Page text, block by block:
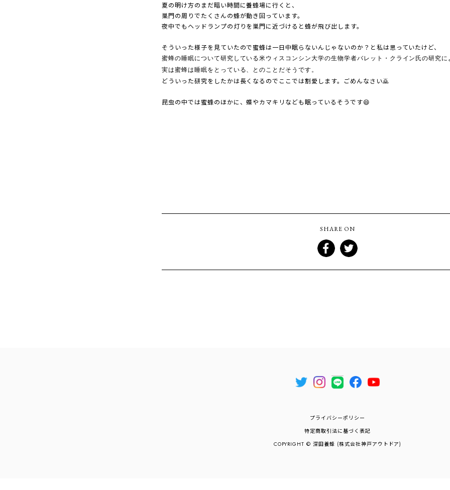
夏の明け方のまだ暗い時間に養蜂場に行くと、
巣門の周りでたくさんの蜂が動き回っています。
夜中でもヘッドランプの灯りを巣門に近づけると蜂が飛び出します。
そういった様子を見ていたので蜜蜂は一日中眠らないんじゃないのか？と私は思っていたけど、
蜜蜂の睡眠について研究している米ウィスコンシン大学の生物学者バレット・クライン氏の研究に
実は蜜蜂は睡眠をとっている、とのことだそうです。
どういった研究をしたかは長くなるのでここでは割愛します。ごめんなさい🙇
昆虫の中では蜜蜂のほかに、蝶やカマキリなども眠っているそうです😄
SHARE ON
プライバシーポリシー
特定商取引法に基づく表記
COPYRIGHT © 深田養蜂 (株式会社神戸アウトドア)